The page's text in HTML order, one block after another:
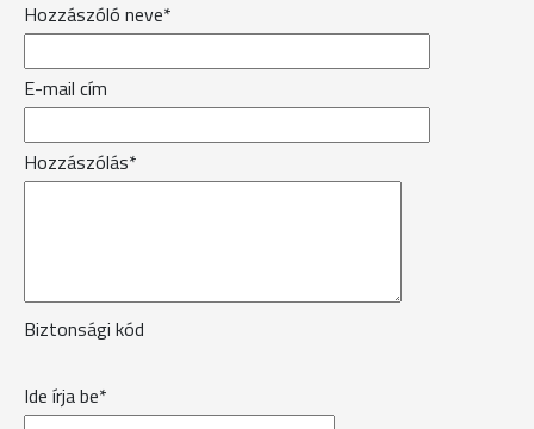
Hozzászóló neve*
E-mail cím
Hozzászólás*
Biztonsági kód
Ide írja be*